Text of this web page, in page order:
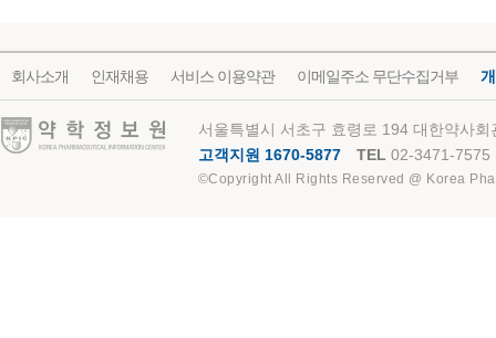
회사소개 인재채용 서비스 이용약관 이메일주소 무단수집거부
약학정보원
서울특별시 서초구 효령로 194 대한약사
고객지원 1670-5877
TEL 02-3471-7575
©Copyright All Rights Reserved @ Korea